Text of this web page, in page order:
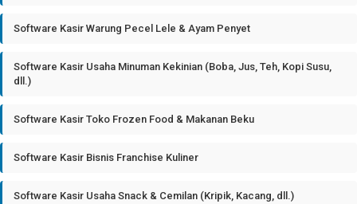
Software Kasir Warung Pecel Lele & Ayam Penyet
Software Kasir Usaha Minuman Kekinian (Boba, Jus, Teh, Kopi Susu,
dll.)
Software Kasir Toko Frozen Food & Makanan Beku
Software Kasir Bisnis Franchise Kuliner
Software Kasir Usaha Snack & Cemilan (Kripik, Kacang, dll.)